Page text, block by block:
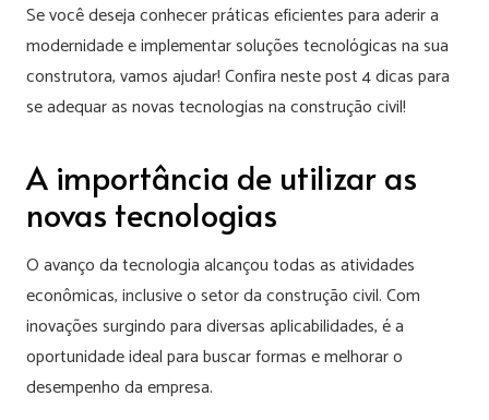
Se você deseja conhecer práticas eficientes para aderir a
modernidade e implementar soluções tecnológicas na sua
construtora, vamos ajudar! Confira neste post 4 dicas para
se adequar as novas tecnologias na construção civil!
A importância de utilizar as
novas tecnologias
O avanço da tecnologia alcançou todas as atividades
econômicas, inclusive o setor da construção civil. Com
inovações surgindo para diversas aplicabilidades, é a
oportunidade ideal para buscar formas e melhorar o
desempenho da empresa.